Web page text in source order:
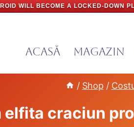
WILL BECOME A LOCKED-DOWN
Acasă Magazin
/ Shop /
elfita craciun